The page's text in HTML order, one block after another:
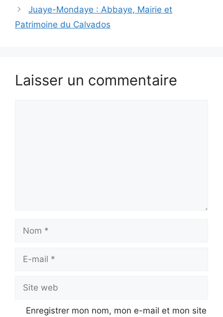
Juaye-Mondaye : Abbaye, Mairie et
Patrimoine du Calvados
Laisser un commentaire
mail
web
Enregistrer mon nom, mon e-mail et mon site